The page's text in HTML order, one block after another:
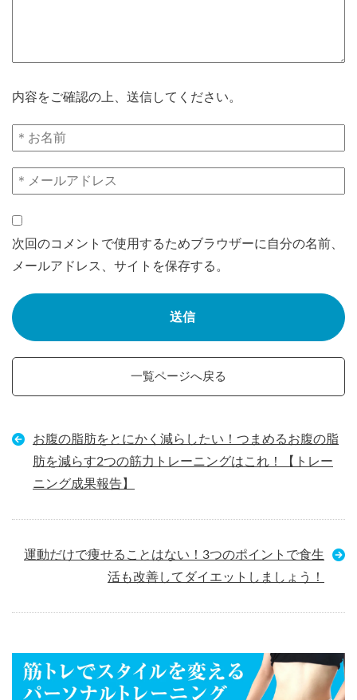
内容をご確認の上、送信してください。
次回のコメントで使用するためブラウザーに自分の名前、
メールアドレス、サイトを保存する。
一覧ページへ戻る
お腹の脂肪をとにかく減らしたい！つまめるお腹の脂
肪を減らす2つの筋力トレーニングはこれ！【トレー
ニング成果報告】
運動だけで痩せることはない！3つのポイントで食生
活も改善してダイエットしましょう！